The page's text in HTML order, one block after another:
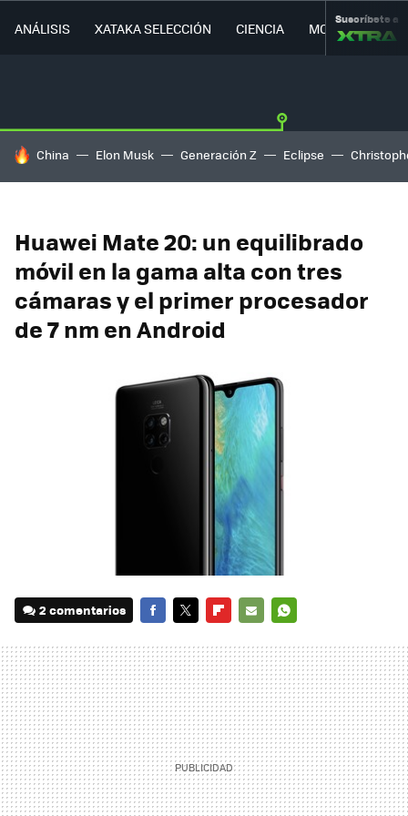
ANÁLISIS XATAKA SELECCIÓN CIENCIA MOVILIDAD
Suscríbete a
HOY SE HABLA DE
China Elon Musk Generación Z Eclipse
Huawei Mate 20: un equilibrado
móvil en la gama alta con tres
cámaras y el primer procesador
de 7 nm en Android
2 comentarios
MAIL